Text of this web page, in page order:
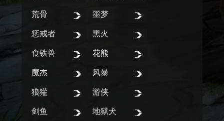
荒骨 噩梦
惩戒者 黑火
食铁兽 花熊
魔杰 风暴
狼獾 游侠
剑鱼 地狱犬